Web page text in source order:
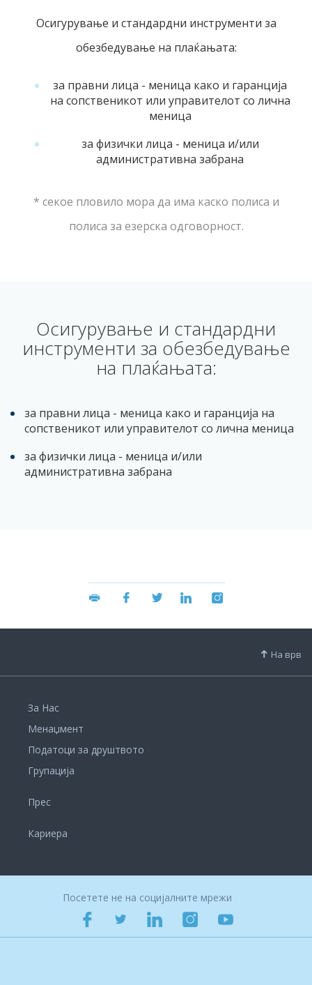
Осигурување и стандардни инструменти за
обезбедување на плаќањата:
за правни лица - меница како и гаранција
на сопственикот или управителот со лична
меница
за физички лица - меница и/или
административна забрана
* секое пловило мора да има каско полиса и
полиса за езерска одговорност.
Осигурување и стандардни
инструменти за обезбедување
на плаќањата:
за правни лица - меница како и гаранција на
сопственикот или управителот со лична меница
за физички лица - меница и/или
административна забрана
На врв
За Нас
Менаџмент
Податоци за друштвото
Групација
Прес
Кариера
Посетете не на социјалните мрежи